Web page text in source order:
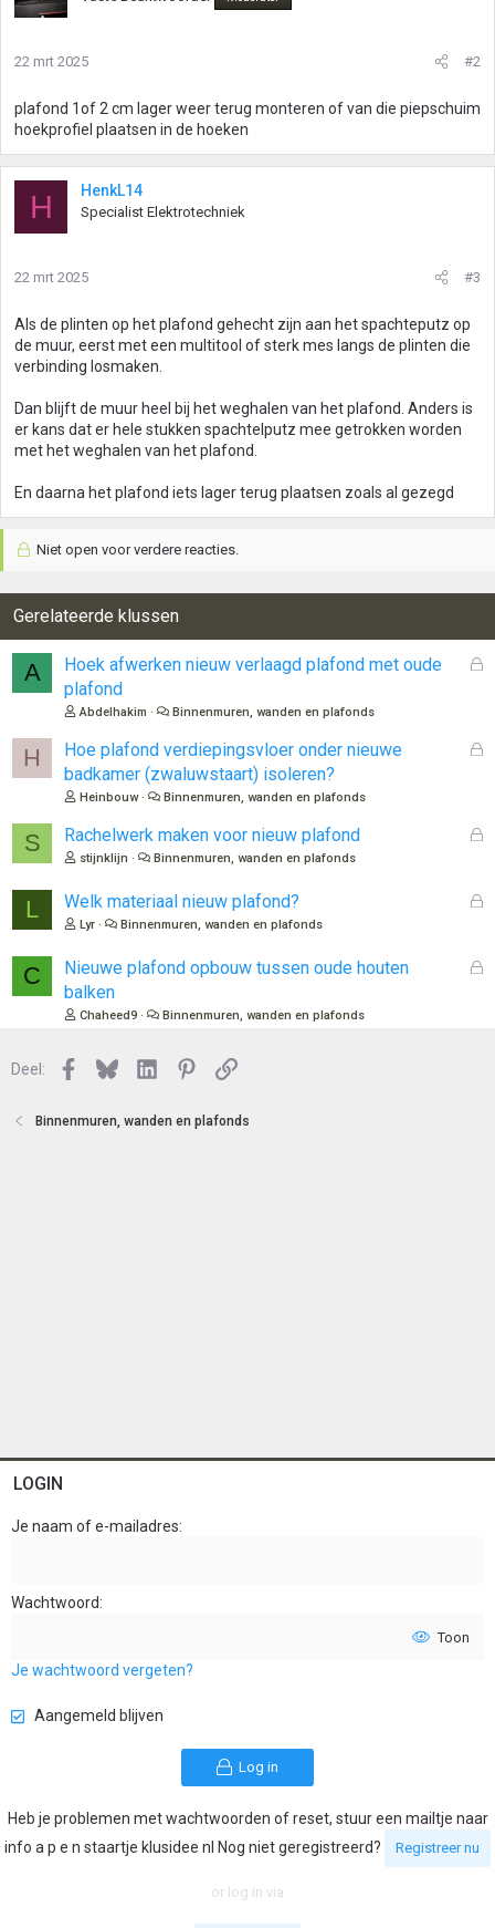
22 mrt 2025 #2
plafond 1of 2 cm lager weer terug monteren of van die piepschuim
hoekprofiel plaatsen in de hoeken
H HenkL14
Specialist Elektrotechniek
22 mrt 2025 #3
Als de plinten op het plafond gehecht zijn aan het spachteputz op
de muur, eerst met een multitool of sterk mes langs de plinten die
verbinding losmaken.
Dan blijft de muur heel bij het weghalen van het plafond. Anders is
er kans dat er hele stukken spachtelputz mee getrokken worden
met het weghalen van het plafond.
En daarna het plafond iets lager terug plaatsen zoals al gezegd
Niet open voor verdere reacties.
Gerelateerde klussen
A
G
o
Hoek afwerken nieuw verlaagd plafond met oude
plafond
Abdelhakim Binnenmuren, wanden en plafonds
H
G
o
Hoe plafond verdiepingsvloer onder nieuwe
badkamer (zwaluwstaart) isoleren?
Heinbouw Binnenmuren, wanden en plafonds
S
G
n
Rachelwerk maken voor nieuw plafond
stijnklijn Binnenmuren, wanden en plafonds
L
G
Welk materiaal nieuw plafond?
Lyr Binnenmuren, wanden en plafonds
C
G
Nieuwe plafond opbouw tussen oude houten
balken
Chaheed9 Binnenmuren, wanden en plafonds
Deel: Facebook
BlueskyLinkedInPinterest
Link
Binnenmuren, wanden en plafonds
LOGIN
Je naam of e-mailadres
Wachtwoord
Toon
Je wachtwoord vergeten?
Aangemeld blijven
Log in
Heb je problemen met wachtwoorden of reset, stuur een mailtje naar
info a p e n staartje klusidee nl Nog niet geregistreerd?
Registreer nu
or log in via